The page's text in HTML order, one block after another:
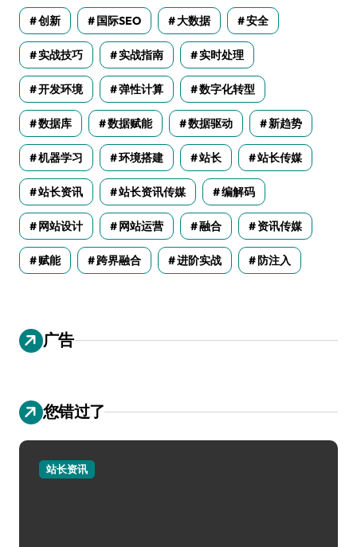
创新 国际SEO 大数据 安全
实战技巧 实战指南 实时处理
开发环境 弹性计算 数字化转型
数据库 数据赋能 数据驱动 新趋势
机器学习 环境搭建 站长 站长传媒
站长资讯 站长资讯传媒 编解码
网站设计 网站运营 融合 资讯传媒
赋能 跨界融合 进阶实战 防注入
广告
您错过了
站长资讯